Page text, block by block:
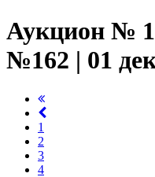
Аукцион №
№162 | 01
1
2
3
4